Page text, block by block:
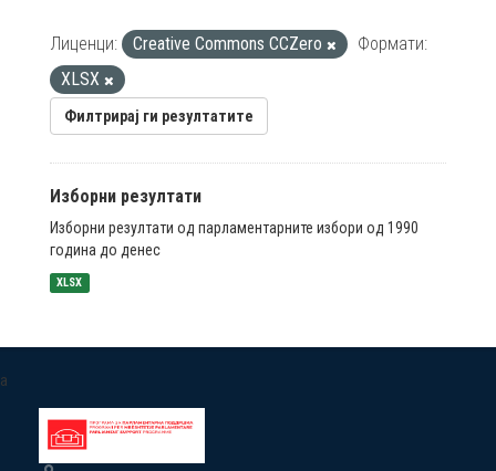
Лиценци: Creative Commons CCZero
Формати:
XLSX
Филтрирај ги резултатите
Изборни резултати
Изборни резултати од парламентарните избори од 1990
година до денес
XLSX
a